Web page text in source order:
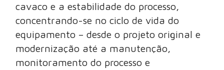
cavaco e a estabilidade do processo,
concentrando-se no ciclo de vida do
equipamento – desde o projeto original e
modernização até a manutenção,
monitoramento do processo e